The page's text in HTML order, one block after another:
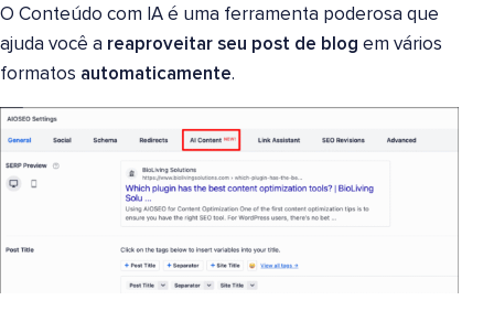
O Conteúdo com IA é uma ferramenta poderosa que
ajuda você a reaproveitar seu post de blog em vários
formatos automaticamente.